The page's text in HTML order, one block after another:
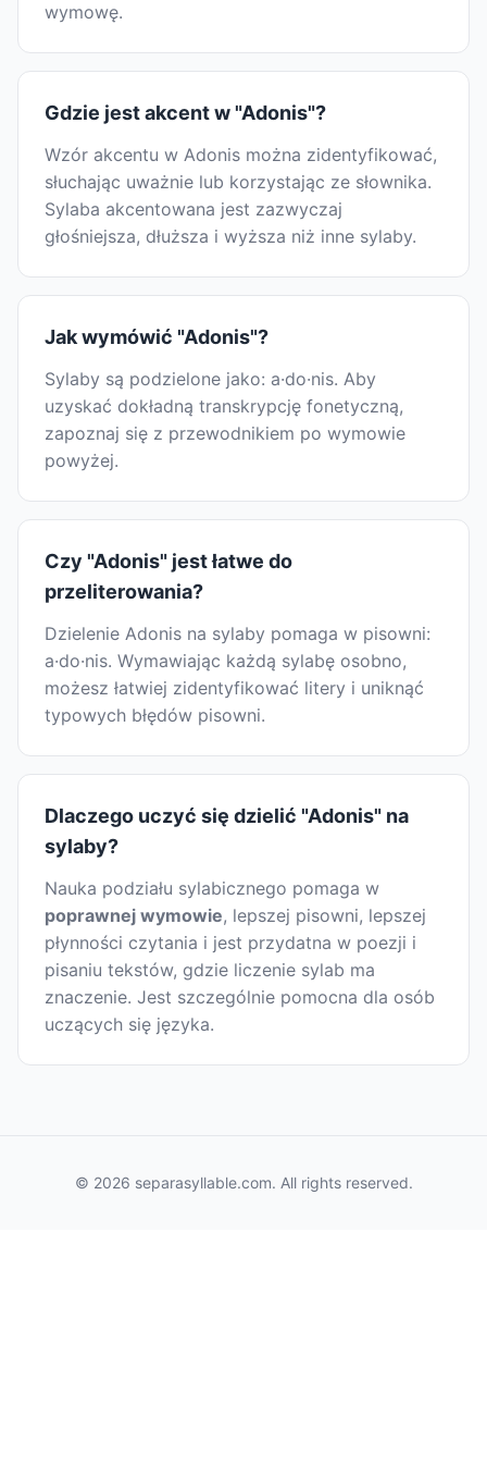
wymowę.
Gdzie jest akcent w "Adonis"?
Wzór akcentu w Adonis można zidentyfikować,
słuchając uważnie lub korzystając ze słownika.
Sylaba akcentowana jest zazwyczaj
głośniejsza, dłuższa i wyższa niż inne sylaby.
Jak wymówić "Adonis"?
Sylaby są podzielone jako: a·do·nis. Aby
uzyskać dokładną transkrypcję fonetyczną,
zapoznaj się z przewodnikiem po wymowie
powyżej.
Czy "Adonis" jest łatwe do
przeliterowania?
Dzielenie Adonis na sylaby pomaga w pisowni:
a·do·nis. Wymawiając każdą sylabę osobno,
możesz łatwiej zidentyfikować litery i uniknąć
typowych błędów pisowni.
Dlaczego uczyć się dzielić "Adonis" na
sylaby?
Nauka podziału sylabicznego pomaga w
poprawnej wymowie, lepszej pisowni, lepszej
płynności czytania i jest przydatna w poezji i
pisaniu tekstów, gdzie liczenie sylab ma
znaczenie. Jest szczególnie pomocna dla osób
uczących się języka.
© 2026 separasyllable.com. All rights reserved.